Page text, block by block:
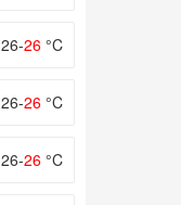
26-26 °C
26-26 °C
26-26 °C